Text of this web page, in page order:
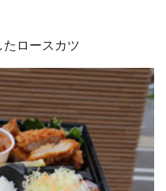
たロースカツ